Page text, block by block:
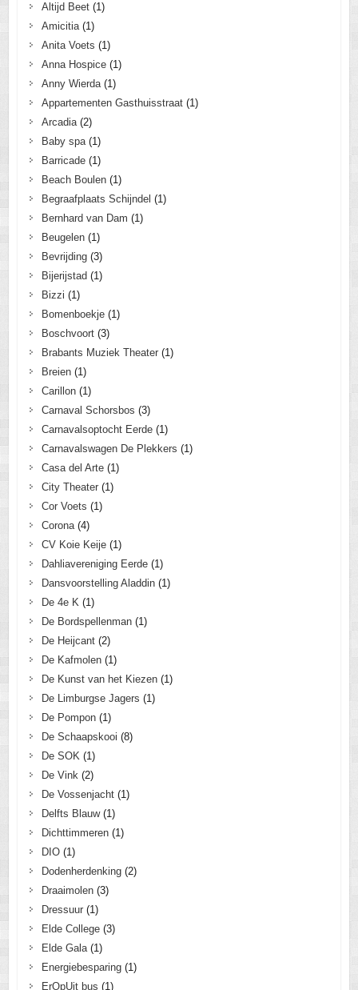
Altijd Beet(1)
Amicitia(1)
Anita Voets (1)
Anna Hospice(1)
Anny Wierda(1)
Appartementen Gasthuisstraat(1)
Arcadia(2)
Baby spa(1)
Barricade(1)
Beach Boulen(1)
Begraafplaats Schijndel (1)
Bernhard van Dam (1)
Beugelen(1)
Bevrijding(3)
Bijerijstad (1)
Bizzi (1)
Bomenboekje(1)
Boschvoort(3)
Brabants Muziek Theater(1)
Breien(1)
Carillon(1)
Carnaval Schorsbos (3)
Carnavalsoptocht Eerde(1)
Carnavalswagen De Plekkers (1)
Casa del Arte(1)
City Theater(1)
Cor Voets (1)
Corona(4)
CV Koie Keije(1)
Dahliavereniging Eerde(1)
Dansvoorstelling Aladdin(1)
De 4e K (1)
De Bordspellenman(1)
De Heijcant(2)
De Kafmolen(1)
De Kunst van het Kiezen(1)
De Limburgse Jagers (1)
De Pompon(1)
De Schaapskooi (8)
De SOK (1)
De Vink (2)
De Vossenjacht(1)
Delfts Blauw(1)
Dichttimmeren(1)
DIO(1)
Dodenherdenking(2)
Draaimolen(3)
Dressuur(1)
Elde College(3)
Elde Gala(1)
Energiebesparing(1)
ErOpUit bus (1)